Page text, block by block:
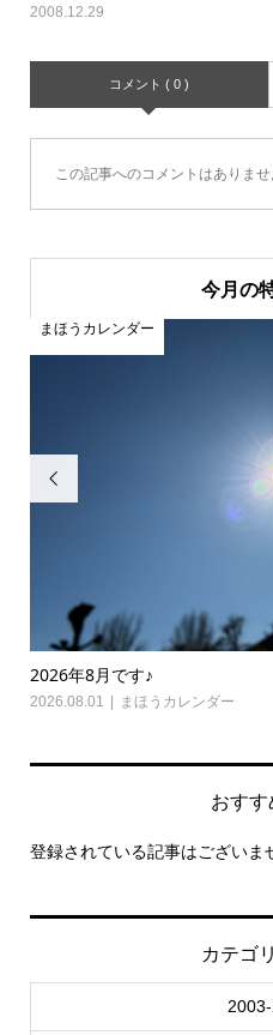
2008.12.29
コメント ( 0 )
この記事へのコメントはありませ
今月の

2026年8月です♪
2026.08.01 まほうカレンダー
まほうカレンダー
おす
登録されている記事はございま
カテゴ